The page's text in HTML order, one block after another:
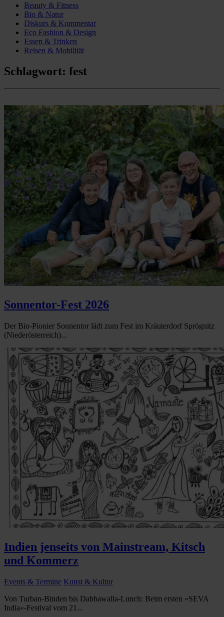
Beauty & Fitness
Bio & Natur
Diskurs & Kommentar
Eco Fashion & Design
Essen & Trinken
Reisen & Mobilität
Schlagwort: fest
Sonnentor-Fest 2026
Der Bio-Pionier Sonnentor lädt zum Fest im Kräuterdorf Sprögnitz
(Niederösterreich)...
Indien jenseits von Mainstream, Kitsch
und Kommerz
Events & Termine Kunst & Kultur
Von Turban-Binden bis Dabbawalla-Lunch: Beim ersten »SEVA
India«-Festival vom 21...